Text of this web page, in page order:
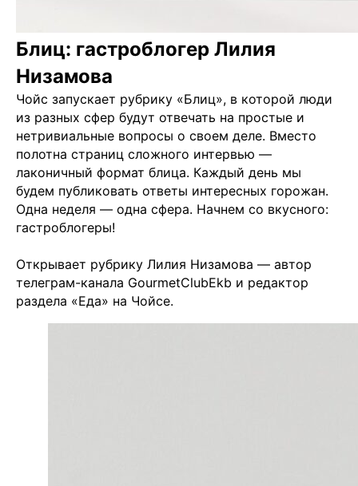
Блиц: гастроблогер Лилия
Низамова
Чойс запускает рубрику «Блиц», в которой люди
из разных сфер будут отвечать на простые и
нетривиальные вопросы о своем деле. Вместо
полотна страниц сложного интервью —
лаконичный формат блица. Каждый день мы
будем публиковать ответы интересных горожан.
Одна неделя — одна сфера. Начнем со вкусного:
гастроблогеры!
Открывает рубрику Лилия Низамова — автор
телеграм-канала GourmetClubEkb и редактор
раздела «Еда» на Чойсе.